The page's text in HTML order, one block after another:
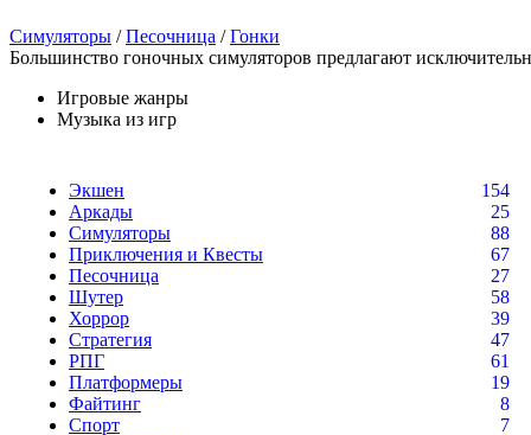
Симуляторы /Песочница /Гонки
Большинство гоночных симуляторов предлагают
Игровые жанры
Музыка из игр
Экшен
154
Аркады
25
Симуляторы
88
Приключения и Квесты
67
Песочница
27
Шутер
58
Хоррор
39
Стратегия
47
РПГ
61
Платформеры
19
Файтинг
8
Спорт
7